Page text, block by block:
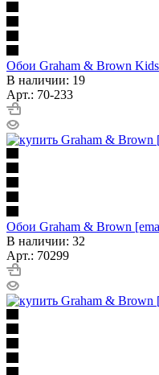
Обои Graham & Brown
В наличии: 19
Арт.: 70-233
Обои Graham & Brown
В наличии: 32
Арт.: 70299